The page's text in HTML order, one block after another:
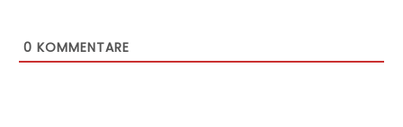
0 KOMMENTARE